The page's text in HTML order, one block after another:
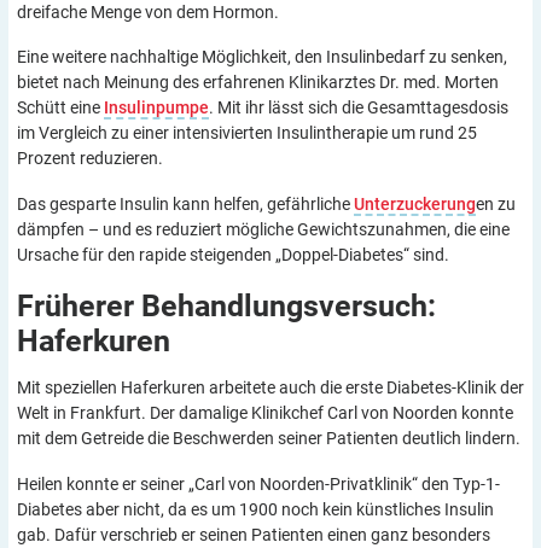
dreifache Menge von dem Hormon.
Eine weitere nachhaltige Möglichkeit, den Insulinbedarf zu senken,
bietet nach Meinung des erfahrenen Klinikarztes Dr. med. Morten
Schütt eine Insulinpumpe. Mit ihr lässt sich die Gesamttagesdosis
im Vergleich zu einer intensivierten Insulintherapie um rund 25
Prozent reduzieren.
Das gesparte Insulin kann helfen, gefährlicheUnterzuckerungen zu
dämpfen – und es reduziert mögliche Gewichtszunahmen, die eine
Ursache für den rapide steigenden „Doppel-Diabetes“ sind.
Früherer Behandlungsversuch:
Haferkuren
Mit speziellen Haferkuren arbeitete auch die erste Diabetes-Klinik der
Welt in Frankfurt. Der damalige Klinikchef Carl von Noorden konnte
mit dem Getreide die Beschwerden seiner Patienten deutlich lindern.
Heilen konnte er seiner „Carl von Noorden-Privatklinik“ den Typ-1-
Diabetes aber nicht, da es um 1900 noch kein künstliches Insulin
gab. Dafür verschrieb er seinen Patienten einen ganz besonders